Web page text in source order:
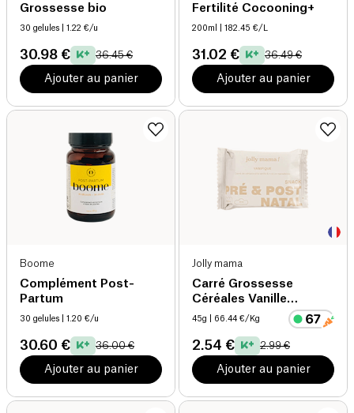
Grossesse bio
30 gelules | 1.22 €/u
30.98 € 36.45 €
Ajouter au panier
Fertilité Cocooning+
200ml | 182.45 €/L
31.02 € 36.49 €
Ajouter au panier
Boome
Complément Post-
Partum
30 gelules | 1.20 €/u
30.60 € 36.00 €
Ajouter au panier
Jolly mama
Carré Grossesse
Céréales Vanille
Macadamia bio
45g | 66.44 €/Kg
2.54 € 2.99 €
Ajouter au panier